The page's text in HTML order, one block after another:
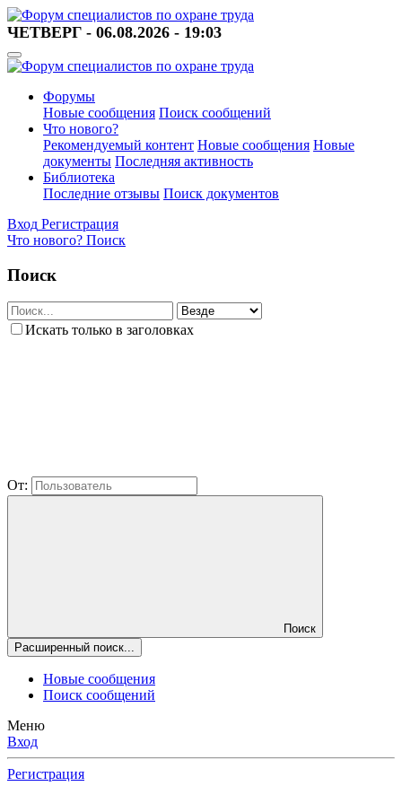
ЧЕТВЕРГ - 06.08.2026 - 19:03
Форумы
Новые сообщения Поиск сообщений
Что нового?
Рекомендуемый контент Новые сообщения Новые
документы Последняя активность
Библиотека
Последние отзывы Поиск документов
Вход Регистрация
Что нового? Поиск
Поиск
Искать только в заголовках
От:
Поиск
Расширенный поиск...
Новые сообщения
Поиск сообщений
Меню
Вход
Регистрация